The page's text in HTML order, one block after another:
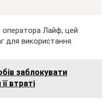
оператора Лайф, цей
для використання.
заблокувати
втраті